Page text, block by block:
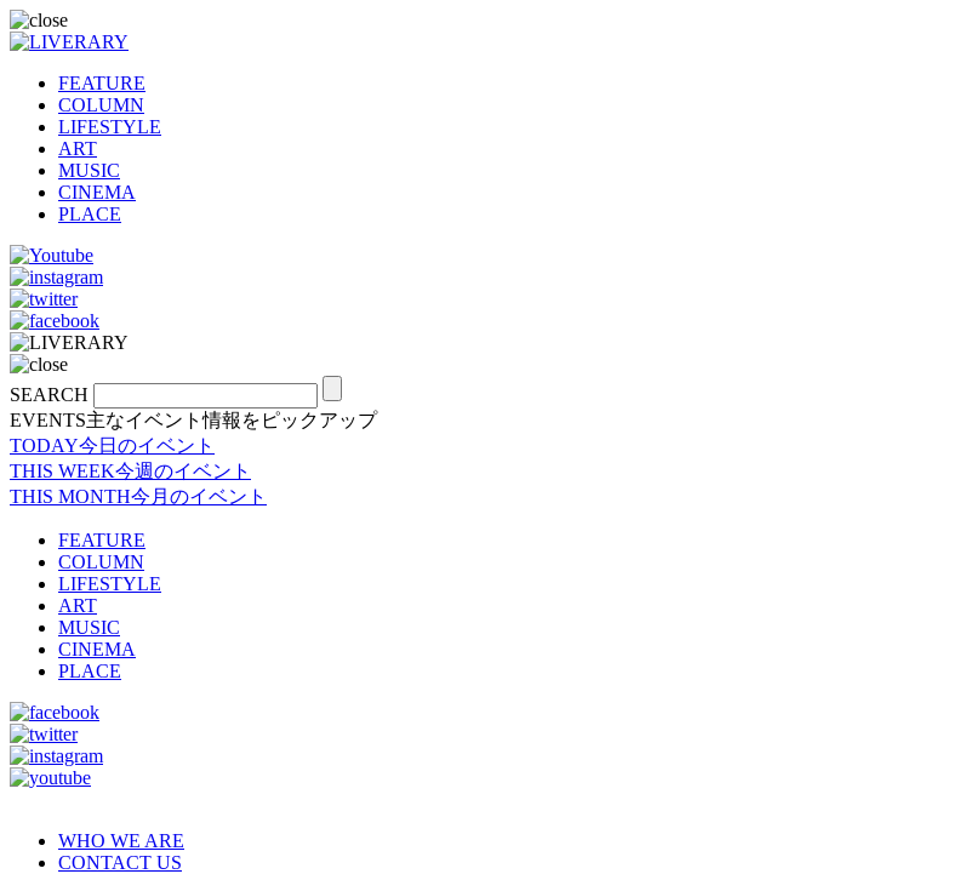
FEATURE
COLUMN
LIFESTYLE
ART
MUSIC
CINEMA
PLACE
SEARCH
EVENTS主なイベント情報をピックアップ
TODAY今日のイベント
THIS WEEK今週のイベント
THIS MONTH今月のイベント
FEATURE
COLUMN
LIFESTYLE
ART
MUSIC
CINEMA
PLACE
WHO WE ARE
CONTACT US